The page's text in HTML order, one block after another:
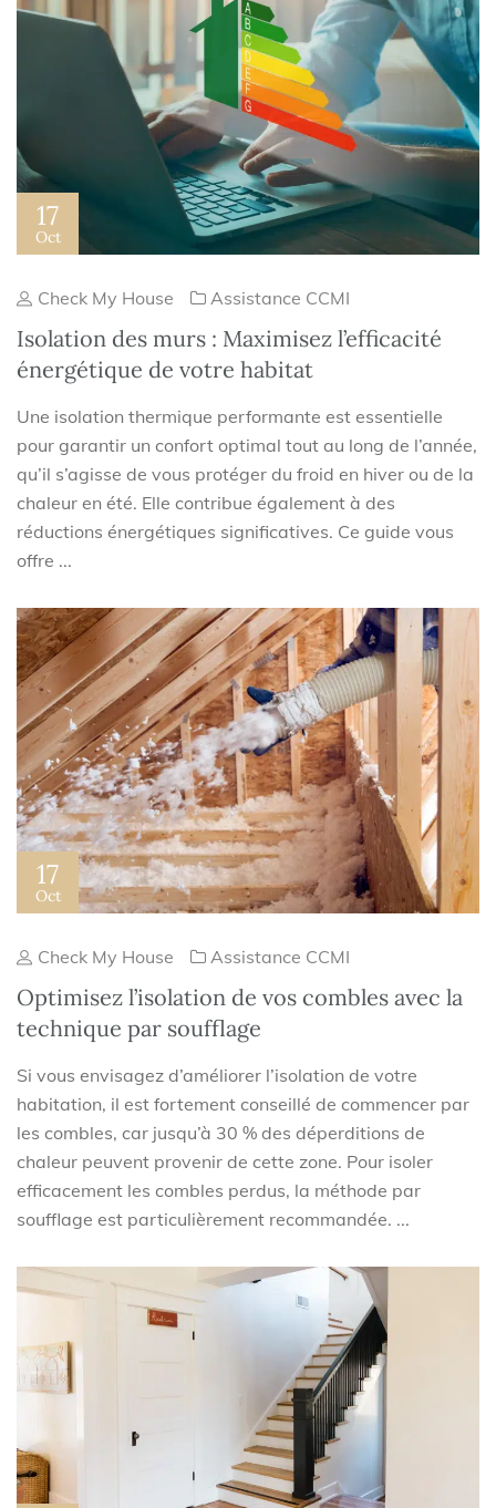
17
Oct
Check My House Assistance CCMI
Isolation des murs : Maximisez l’efficacité
énergétique de votre habitat
Une isolation thermique performante est essentielle
pour garantir un confort optimal tout au long de l’année,
qu’il s’agisse de vous protéger du froid en hiver ou de la
chaleur en été. Elle contribue également à des
réductions énergétiques significatives. Ce guide vous
offre ...
17
Oct
Check My House Assistance CCMI
Optimisez l’isolation de vos combles avec la
technique par soufflage
Si vous envisagez d’améliorer l’isolation de votre
habitation, il est fortement conseillé de commencer par
les combles, car jusqu’à 30 % des déperditions de
chaleur peuvent provenir de cette zone. Pour isoler
efficacement les combles perdus, la méthode par
soufflage est particulièrement recommandée. ...